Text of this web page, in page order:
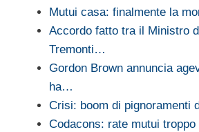
Mutui casa: finalmente la
Accordo fatto tra il Ministro
Tremonti…
Gordon Brown annuncia
ha…
Crisi: boom di pignoramenti
Codacons: rate mutui troppo